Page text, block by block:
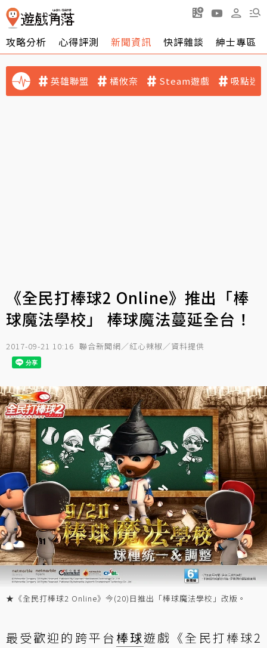
攻略分析 心得評測 新聞資訊 快評雜談 紳士專區
英雄聯盟 橘攸奈 Steam遊戲 吸點迷
《全民打棒球2 Online》推出「棒
球魔法學校」 棒球魔法蔓延全台！
2017-09-21 10:16 聯合新聞網／紅心辣椒／資料提供
★《全民打棒球2 Online》今(20)日推出「棒球魔法學校」改版。
最受歡迎的跨平台棒球遊戲《全民打棒球2